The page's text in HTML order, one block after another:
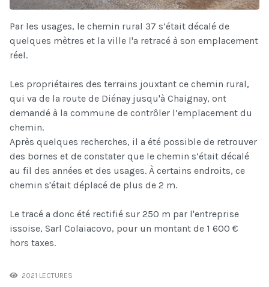
Par les usages, le chemin rural 37 s’était décalé de
quelques mètres et la ville l'a retracé à son emplacement
réel.
Les propriétaires des terrains jouxtant ce chemin rural,
qui va de la route de Diénay jusqu'à Chaignay, ont
demandé à la commune de contrôler l’emplacement du
chemin.
Après quelques recherches, il a été possible de retrouver
des bornes et de constater que le chemin s’était décalé
au fil des années et des usages. À certains endroits, ce
chemin s'était déplacé de plus de 2 m.
Le tracé a donc été rectifié sur 250 m par l'entreprise
issoise, Sarl Colaiacovo, pour un montant de 1 600 €
hors taxes.
2021 LECTURES